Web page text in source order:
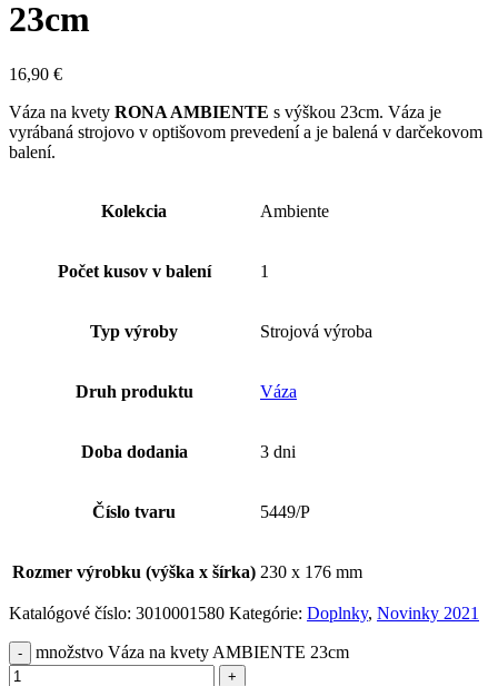
23cm
16,90 €
Váza na kvety RONA AMBIENTE s výškou 23cm. Váza je
vyrábaná strojovo v optišovom prevedení a je balená v darčekovom
balení.
Kolekcia Ambiente
Počet kusov v balení 1
Typ výroby Strojová výroba
Druh produktu Váza
Doba dodania 3 dni
Číslo tvaru 5449/P
Rozmer výrobku (výška x šírka) 230 x 176 mm
Katalógové číslo: 3010001580 Kategórie: Doplnky, Novinky 2021
množstvo Váza na kvety AMBIENTE 23cm